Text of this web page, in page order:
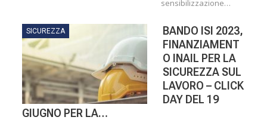
sensibilizzazione…
SICUREZZA
BANDO ISI 2023,
FINANZIAMENT
O INAIL PER LA
SICUREZZA SUL
LAVORO – CLICK
DAY DEL 19
GIUGNO PER LA…